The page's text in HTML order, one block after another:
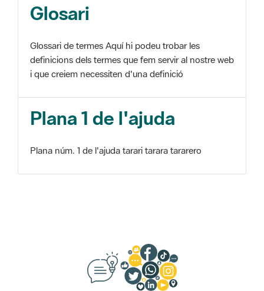
Glosari
Glossari de termes Aquí hi podeu trobar les
definicions dels termes que fem servir al nostre web
i que creiem necessiten d'una definició
Plana 1 de l'ajuda
Plana núm. 1 de l'ajuda tarari tarara tararero